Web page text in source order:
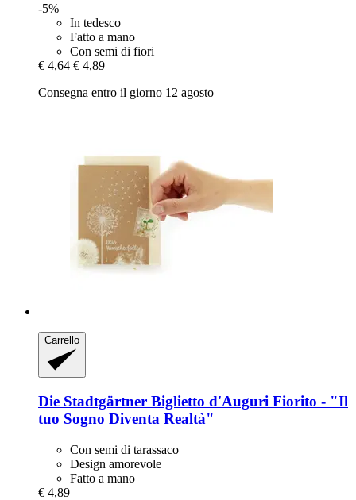
-5%
In tedesco
Fatto a mano
Con semi di fiori
€ 4,64 € 4,89
Consegna entro il giorno 12 agosto
Carrello
Die Stadtgärtner Biglietto d'Auguri Fiorito -​ "Il
tuo Sogno Diventa Realtà"
Con semi di tarassaco
Design amorevole
Fatto a mano
€ 4,89